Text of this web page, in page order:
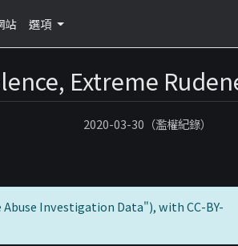
站 選項
Extreme
2020-03-30（濫權紀錄）
Investigation Data"), with CC-BY-